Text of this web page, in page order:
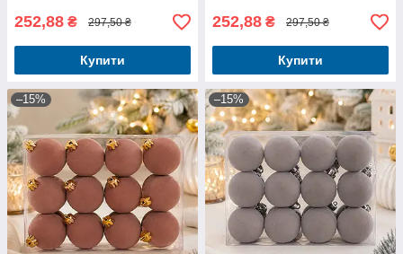
252,88 ₴ 297,50 ₴
Купити
252,88 ₴ 297,50 ₴
Купити
–15% –15%